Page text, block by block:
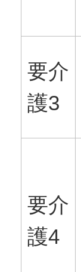
要介
護3
要介
護4